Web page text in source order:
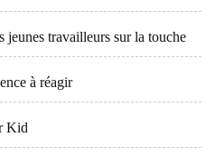
jeunes travailleurs sur la touche
à réagir
Kid